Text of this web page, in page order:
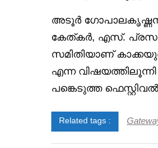
അടൂർ ഗോപാലകൃഷ്ണൻ,
കേത്കർ, എസ്.
സമിതിയാണ്
എന്ന
പങ്കെടുത്ത
Related tags :